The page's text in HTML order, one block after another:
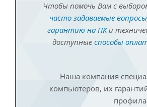
Чтобы помочь Вам с
часто задаваемые вопросы
гарантию на ПКи
доступные способы
Наша компания
компьютеров, их